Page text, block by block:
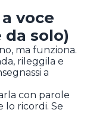
voce
da solo)
ma funziona.
rileggila e
a
con parole
lo ricordi. Se